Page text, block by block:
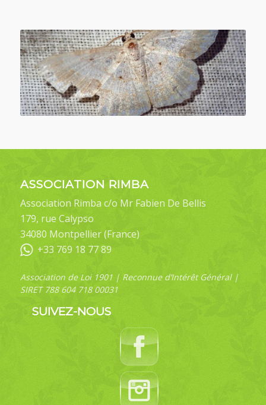
ASSOCIATION RIMBA
Association Rimba c/o Mr Fabien De Bellis
179, rue Calypso
34080 Montpellier (France)
+33 769 18 77 89
Association de Loi 1901 | Reconnue d’Intérêt Général |
SIRET 788 604 718 00031
SUIVEZ-NOUS